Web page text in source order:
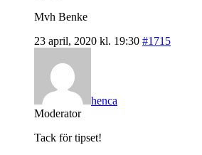
Mvh Benke
23 april, 2020 kl. 19:30 #1715
henca
Moderator
Tack för tipset!